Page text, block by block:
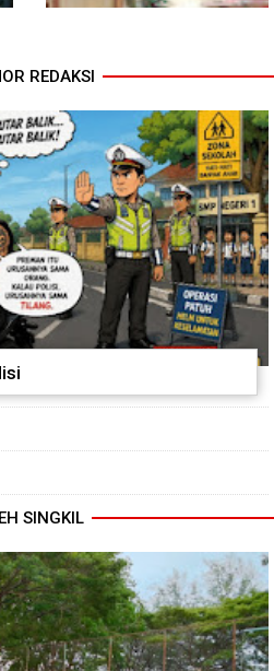
Cuaca Tak Jadi Penghalang,
Garuda dan Pengacian Terus
Dikebut
REDAKSI
SINGKIL